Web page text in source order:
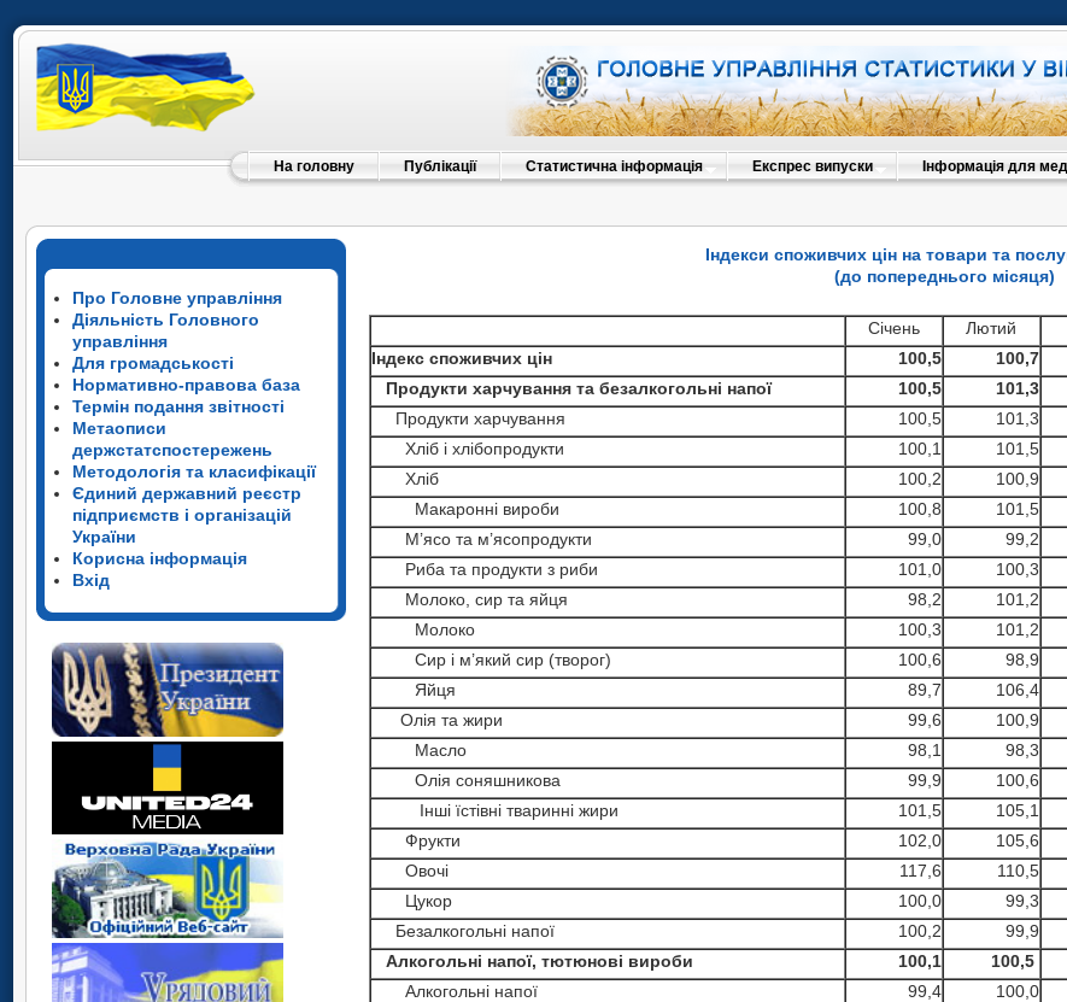
На головну Публікації Статистична інформація Експрес випуски Інформація для
Про Головне управління
Діяльність Головного
управління
Для громадськості
Нормативно-правова база
Термін подання звітності
Метаописи
держстатспостережень
Методологія та класифікації
Єдиний державний реєстр
підприємств і організацій
України
Корисна інформація
Вхід
Індекси споживчих цін на товари та
(до попереднього місяця)
Січень
Лютий
Індекс споживчих цін
100,5 100,7
Продукти харчування та безалкогольні напої
100,5 101,3
Продукти харчування
100,5 101,3
Хліб і хлібопродукти
100,1 101,5
Хліб
100,2 100,9
Макаронні вироби
100,8 101,5
М’ясо та м’ясопродукти
99,0 99,2
Риба та продукти з риби
101,0 100,3
Молоко, сир та яйця
98,2 101,2
Молоко
100,3 101,2
Сир і м’який сир (творог)
100,6 98,9
Яйця
89,7 106,4
Олія та жири
99,6 100,9
Масло
98,1 98,3
Олія соняшникова
99,9 100,6
Інші їстівні тваринні жири
101,5 105,1
Фрукти
102,0 105,6
Овочі
117,6 110,5
Цукор
100,0 99,3
Безалкогольні напої
100,2 99,9
Алкогольні напої, тютюнові вироби
100,1 100,5
Алкогольні напої
99,4 100,0